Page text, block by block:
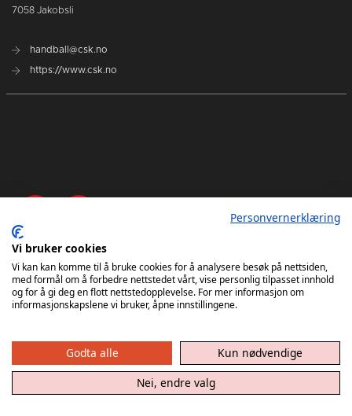
7058 Jakobsli
handball@csk.no
https://www.csk.no
Personvernerklæring
Vi bruker cookies
Vi kan kan komme til å bruke cookies for å analysere besøk på nettsiden,
med formål om å forbedre nettstedet vårt, vise personlig tilpasset innhold
og for å gi deg en flott nettstedopplevelse. For mer informasjon om
informasjonskapslene vi bruker, åpne innstillingene.
Godta alle
Kun nødvendige
Nei, endre valg